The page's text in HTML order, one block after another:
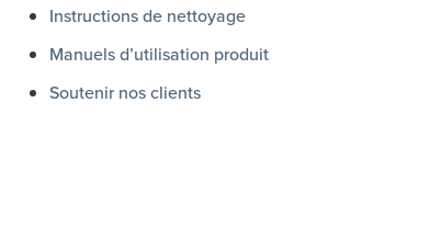
Instructions de nettoyage
Manuels d’utilisation produit
Soutenir nos clients